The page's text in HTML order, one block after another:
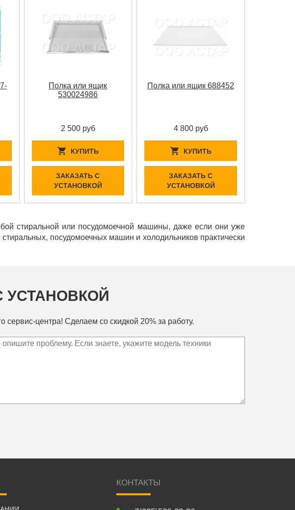
Полка или ящик
530024986
2 500 руб
КУПИТЬ
ЗАКАЗАТЬ С
УСТАНОВКОЙ
Полка или ящик 688452
4 800 руб
КУПИТЬ
ЗАКАЗАТЬ С
УСТАНОВКОЙ
стиральной или посудомоечной машины, даже если они уже
посудомоечных машин и холодильников практически
УСТАНОВКОЙ
центра! Сделаем со скидкой 20% за работу.
КОНТАКТЫ